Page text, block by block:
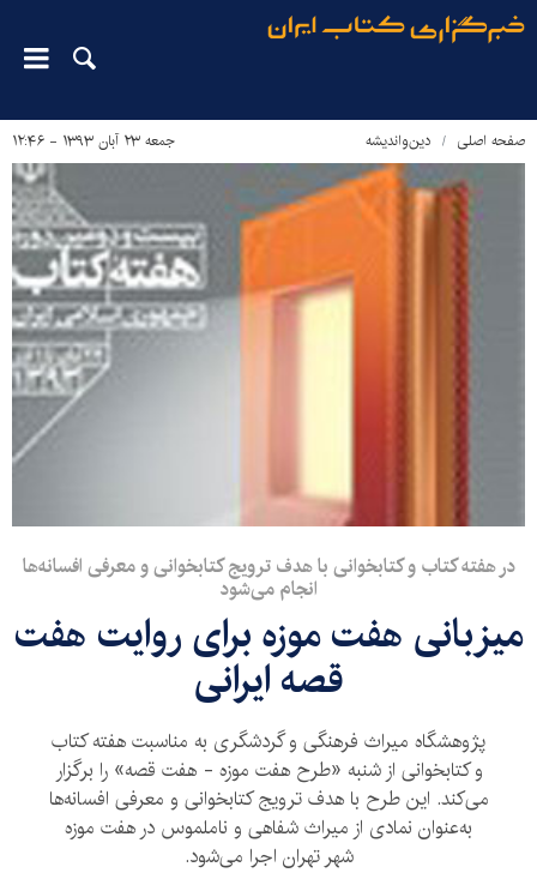
صفحه اصلی دین‌واندیشه جمعه ۲۳ آبان ۱۳۹۳ - ۱۲:۴۶
در هفته کتاب و کتابخوانی با هدف ترویج کتابخوانی و معرفی افسانه‌ها
انجام می‌شود
میزبانی هفت موزه برای روایت هفت
قصه ایرانی
پژوهشگاه میراث فرهنگی و گردشگری به مناسبت هفته کتاب
و کتابخوانی از شنبه «طرح هفت موزه - هفت قصه» را برگزار
می‌کند. این طرح با هدف ترویج کتابخوانی و معرفی افسانه‌ها
به‌عنوان نمادی از میراث شفاهی و ناملموس در هفت موزه
شهر تهران اجرا می‌شود.